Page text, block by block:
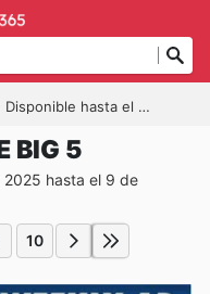
Disponible hasta el 09/10/2025
BIG 5
hasta el 9 de
10